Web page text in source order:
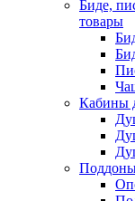
Биде,
товары
Кабины